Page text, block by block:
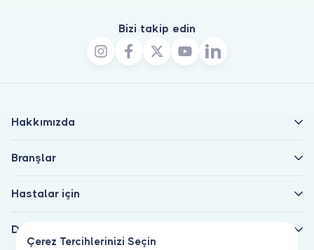
Çerez Tercihlerinizi Seçin
Bizi takip edin
Hakkımızda
Branşlar
Hastalar için
Doktorlar için